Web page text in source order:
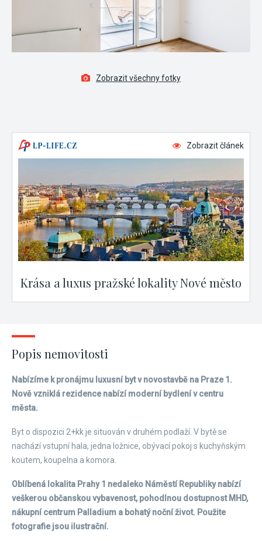
Zobrazit všechny fotky
Zobrazit článek
Krása a luxus pražské lokality Nové město
Popis nemovitosti
Nabízíme k pronájmu luxusní byt v novostavbě na Praze 1.
Nově vzniklá rezidence nabízí moderní bydlení v centru
města.
Byt o dispozici 2+kk je situován v druhém podlaží. V bytě se
nachází vstupní hala, jedna ložnice, obývací pokoj s kuchyňským
koutem, koupelna a komora.
Oblíbená lokalita Prahy 1 nedaleko Náměstí Republiky nabízí
veškerou občanskou vybavenost, pohodlnou dostupnost MHD,
nákupní centrum Palladium a bohatý noční život. Použite
fotografie jsou ilustrační.